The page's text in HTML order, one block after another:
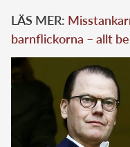
LÄS MER:
barnflickorna – allt